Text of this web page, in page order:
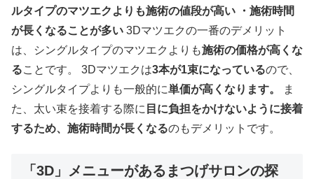
ルタイプのマツエクよりも施術の値段が高い
・施術時間
が長くなることが多い 3Dマツエクの一番のデメリット
は、シングルタイプのマツエクよりも施術の価格が高くな
ることです。 3Dマツエクは3本が1束になっているので、
シングルタイプよりも一般的に単価が高くなります。
ま
た、太い束を接着する際に 目に負担をかけないように接着
するため、施術時間が長くなるのもデメリットです。
「3D」メニューがあるまつげサロンの探